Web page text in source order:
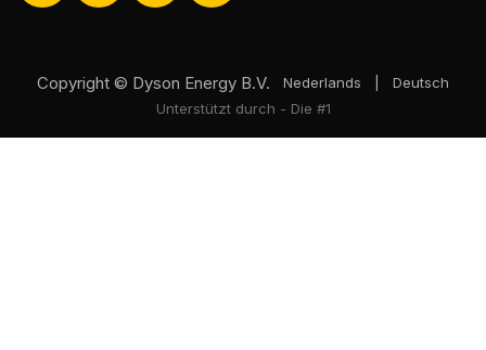
Copyright © Dyson Energy B.V. Nederlands
Deutsch
Unterstützt durch - Die #1